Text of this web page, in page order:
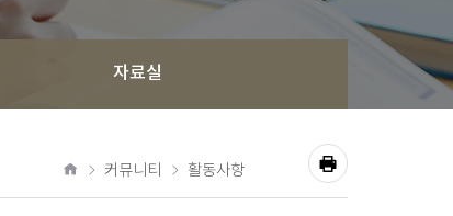
자료실
커뮤니티 활동사항
공
프